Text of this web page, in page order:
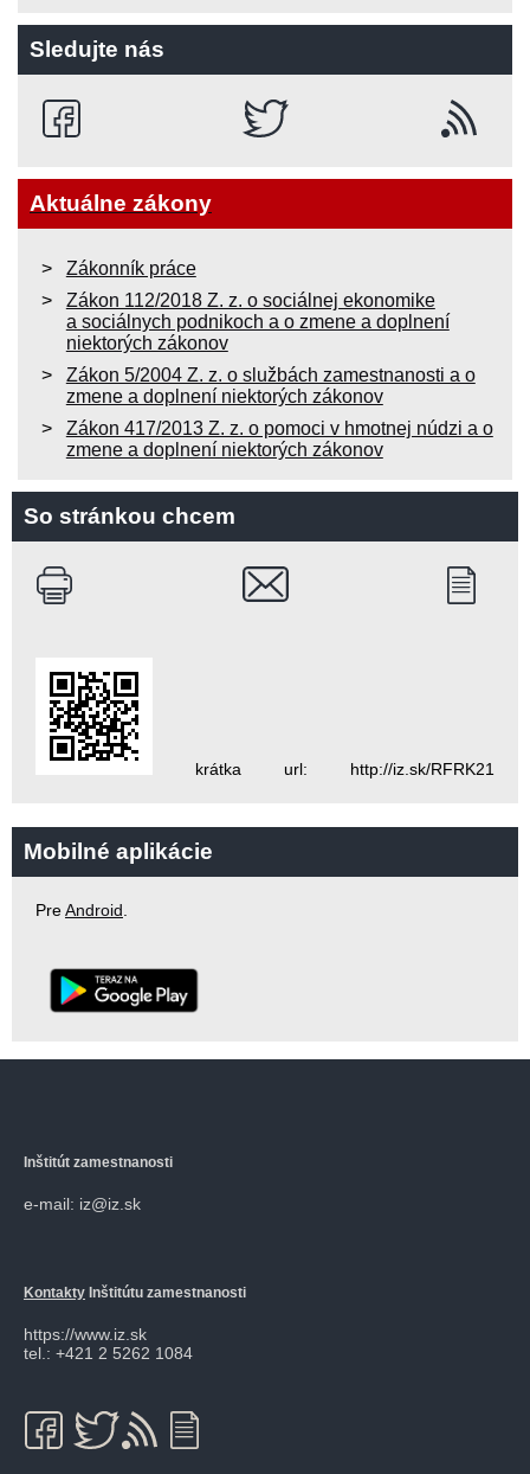
Sledujte nás
Aktuálne zákony
Zákonník práce
Zákon 112/2018 Z. z. o sociálnej ekonomike
a sociálnych podnikoch a o zmene a doplnení
niektorých zákonov
Zákon 5/2004 Z. z. o službách zamestnanosti a o
zmene a doplnení niektorých zákonov
Zákon 417/2013 Z. z. o pomoci v hmotnej núdzi a o
zmene a doplnení niektorých zákonov
So stránkou chcem
krátka url: http://iz.sk/RFRK21
Mobilné aplikácie
PreAndroid.
Inštitút zamestnanosti
e-mail: iz@iz.sk
Kontakty Inštitútu zamestnanosti
https://www.iz.sk
tel.: +421 2 5262 1084